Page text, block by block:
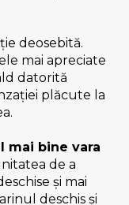
deosebită.
mai apreciate
datorită
plăcute la
mai bine vara
de a
și mai
deschis și